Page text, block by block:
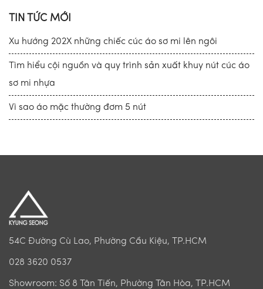
TIN TỨC MỚI
Xu hướng 202X những chiếc cúc áo sơ mi lên ngôi
Tìm hiểu cội nguồn và quy trình sản xuất khuy nút cúc áo
sơ mi nhựa
Vì sao áo mặc thường đơm 5 nút
54C Đường Cù Lao, Phường Cầu Kiệu, TP.HCM
028 3620 0537
Showroom: Số 8 Tân Tiến, Phường Tân Hòa, TP.HCM